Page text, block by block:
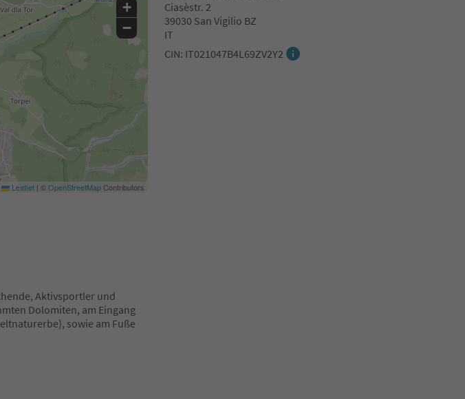
Ciasèstr. 2
39030 San Vigilio BZ
IT
CIN: IT021047B4L69ZV2Y2
+
−
Leaflet | ©OpenStreetMapContributors
Aktivsportler und
Dolomiten, am Eingang
sowie am Fuße